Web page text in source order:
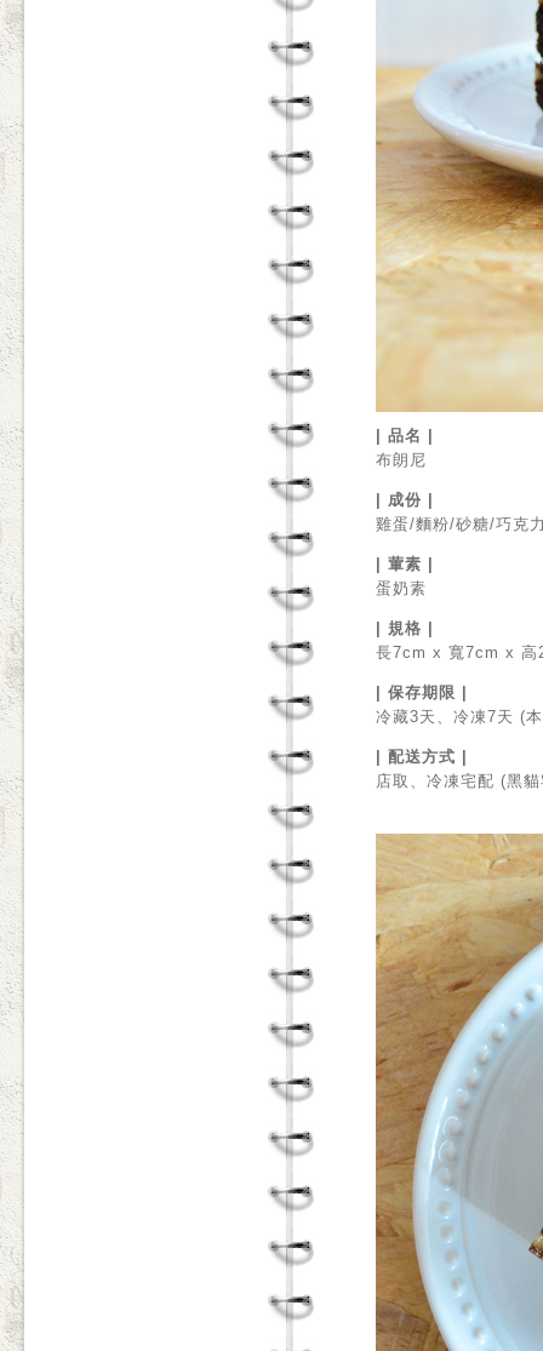
| 品名 |
布朗尼
| 成份 |
雞蛋/麵粉/砂糖/巧克
| 葷素 |
蛋奶素
| 規格 |
長7cm x 寬7cm x 高
| 保存期限 |
冷藏3天、冷凍7天 (
| 配送方式 |
店取、冷凍宅配 (黑